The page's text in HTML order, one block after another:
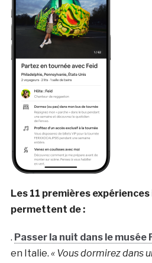
Les 11 premières expériences
permettent de :
. Passer la nuit dans le musée
en Italie. « Vous dormirez dans